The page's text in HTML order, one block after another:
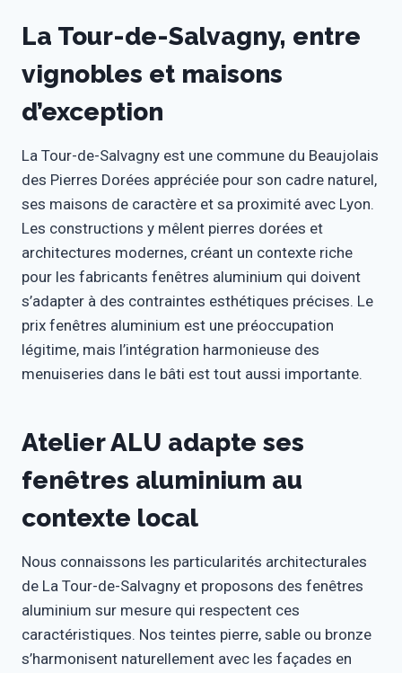
La Tour-de-Salvagny, entre
vignobles et maisons
d’exception
La Tour-de-Salvagny est une commune du Beaujolais
des Pierres Dorées appréciée pour son cadre naturel,
ses maisons de caractère et sa proximité avec Lyon.
Les constructions y mêlent pierres dorées et
architectures modernes, créant un contexte riche
pour les fabricants fenêtres aluminium qui doivent
s’adapter à des contraintes esthétiques précises. Le
prix fenêtres aluminium est une préoccupation
légitime, mais l’intégration harmonieuse des
menuiseries dans le bâti est tout aussi importante.
Atelier ALU adapte ses
fenêtres aluminium au
contexte local
Nous connaissons les particularités architecturales
de La Tour-de-Salvagny et proposons des fenêtres
aluminium sur mesure qui respectent ces
caractéristiques. Nos teintes pierre, sable ou bronze
s’harmonisent naturellement avec les façades en